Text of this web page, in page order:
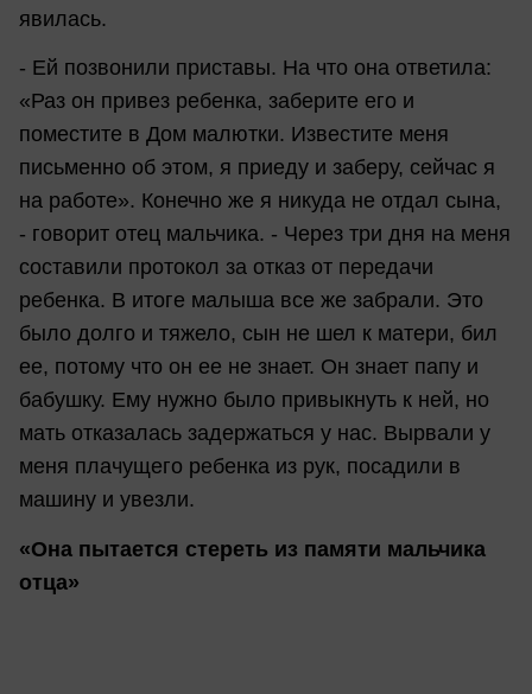
явилась.
- Ей позвонили приставы. На что она ответила:
«Раз он привез ребенка, заберите его и
поместите в Дом малютки. Известите меня
письменно об этом, я приеду и заберу, сейчас я
на работе». Конечно же я никуда не отдал сына,
- говорит отец мальчика. - Через три дня на меня
составили протокол за отказ от передачи
ребенка. В итоге малыша все же забрали. Это
было долго и тяжело, сын не шел к матери, бил
ее, потому что он ее не знает. Он знает папу и
бабушку. Ему нужно было привыкнуть к ней, но
мать отказалась задержаться у нас. Вырвали у
меня плачущего ребенка из рук, посадили в
машину и увезли.
«Она пытается стереть из памяти мальчика
отца»